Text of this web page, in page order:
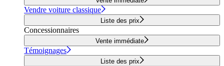
Vendre voiture classique
Liste des prix
Concessionnaires
Vente immédiate
Témoignages
Liste des prix